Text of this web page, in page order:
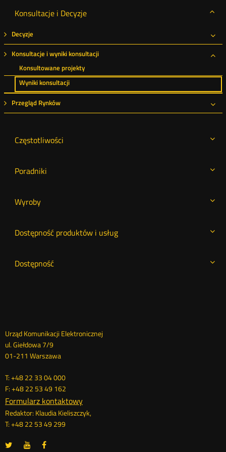
Konsultacje i Decyzje
Decyzje
Konsultacje i wyniki konsultacji
Konsultowane projekty
Wyniki konsultacji
Przegląd Rynków
Częstotliwości
Poradniki
Wyroby
Dostępność produktów i usług
Dostępność
Dane
kontaktowe
Urząd Komunikacji Elektronicznej
ul. Giełdowa 7/9
01-211 Warszawa
T: +48 22 33 04 000
F: +48 22 53 49 162
Formularz kontaktowy
Redaktor: Klaudia Kieliszczyk,
T: +48 22 53 49 299
UKE
OtwórzUKE
Otwórz